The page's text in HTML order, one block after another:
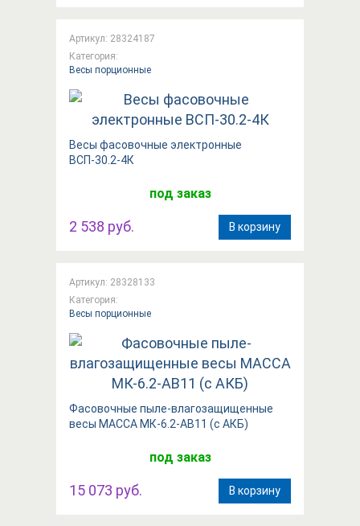
Артикул: 28324187
Категория:
Весы порционные
Весы фасовочные электронные
ВСП-30.2-4К
под заказ
2 538 руб. В корзину
Артикул: 28328133
Категория:
Весы порционные
Фасовочные пыле-влагозащищенные
весы МАССА МК-6.2-АВ11 (с АКБ)
под заказ
15 073 руб. В корзину